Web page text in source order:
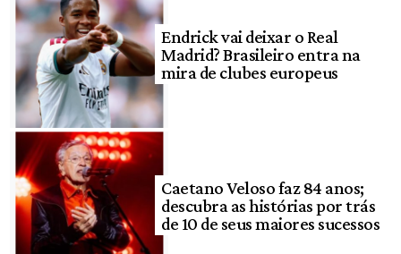
Endrick vai deixar o Real
Madrid? Brasileiro entra na
mira de clubes europeus
Caetano Veloso faz 84 anos;
descubra as histórias por trás
de 10 de seus maiores sucessos